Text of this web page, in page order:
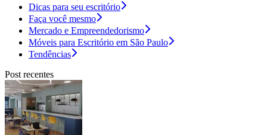
Dicas para seu escritório
Faça você mesmo
Mercado e Empreendedorismo
Móveis para Escritório em São Paulo
Tendências
Post recentes